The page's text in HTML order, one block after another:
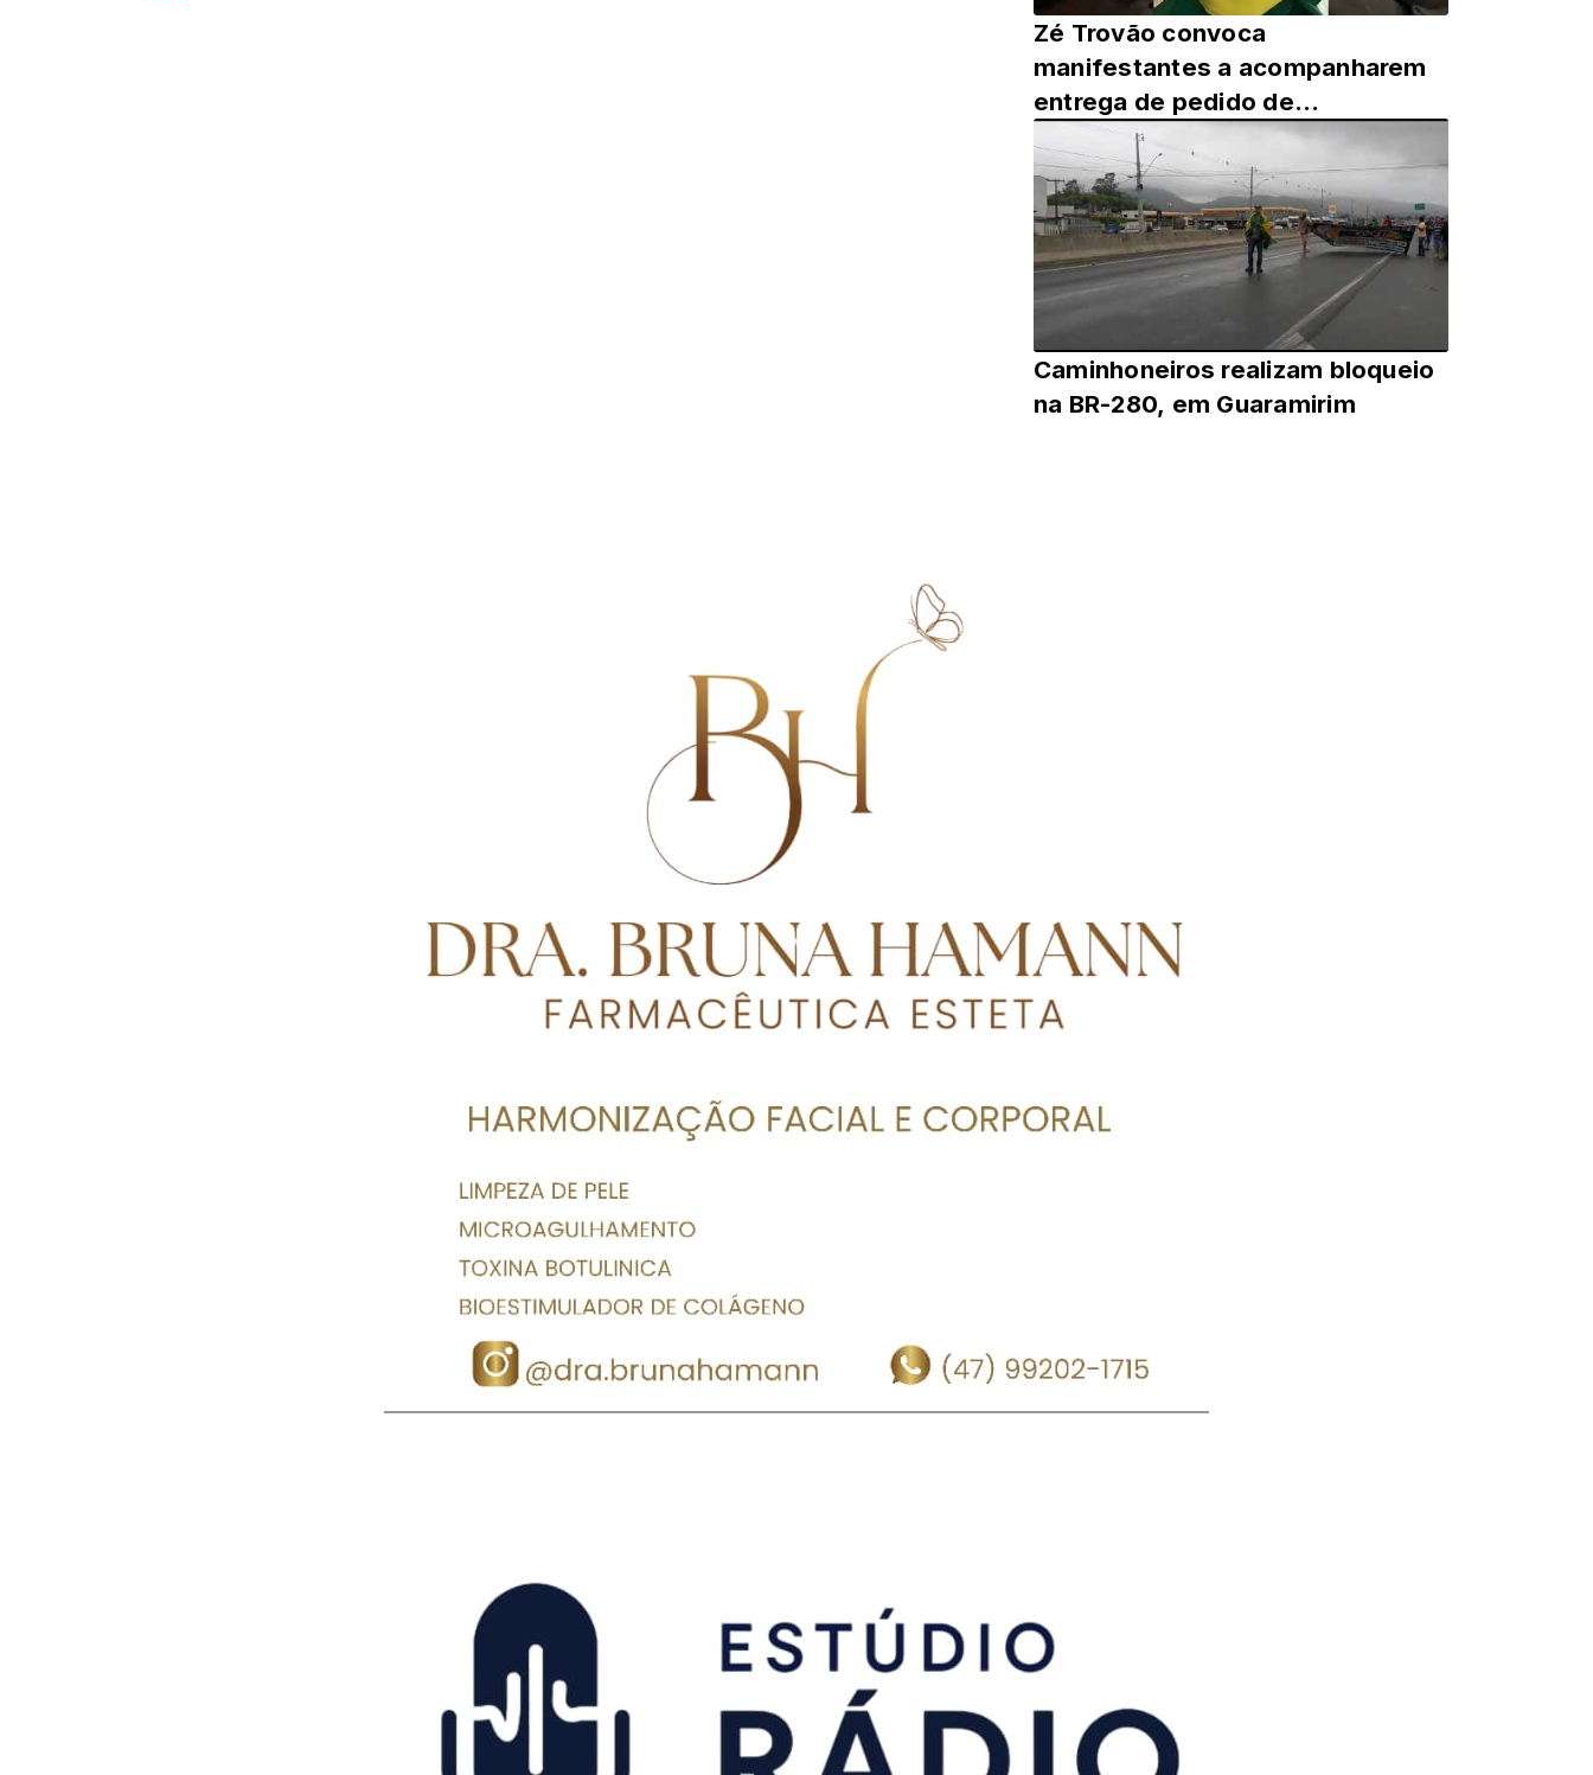
Zé Trovão convoca
manifestantes a acompanharem
entrega de pedido de
impeachment dos ministros do
STF
Caminhoneiros realizam bloqueio
na BR-280, em Guaramirim